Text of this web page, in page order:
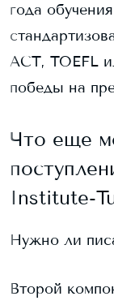
года
ACT, TOEFL
победы на
Что еще
Institute-
Нужно ли
Второй